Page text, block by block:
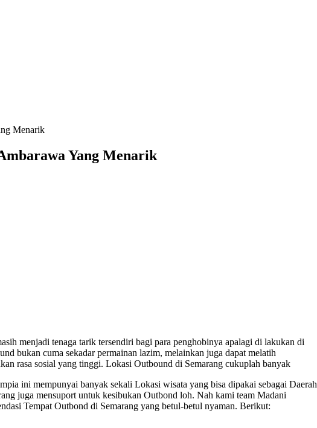
Menarik
Yang Menarik
menjadi tenaga tarik tersendiri bagi para penghobinya apalagi di lakukan di
bukan cuma sekadar permainan lazim, melainkan juga dapat melatih
rasa sosial yang tinggi. Lokasi Outbound di Semarang cukuplah banyak
ini mempunyai banyak sekali Lokasi wisata yang bisa dipakai sebagai Daerah
juga mensuport untuk kesibukan Outbond loh. Nah kami team Madani
Tempat Outbond di Semarang yang betul-betul nyaman. Berikut: